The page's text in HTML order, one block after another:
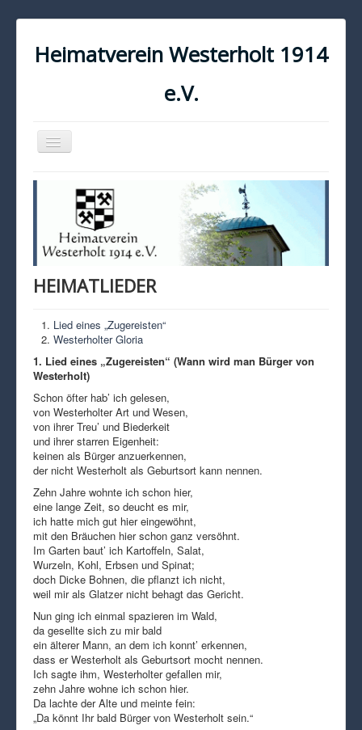
Heimatverein Westerholt 1914
e.V.
Navigation
an/aus
KONTAKT
IMPRESSUM
DATENSCHUTZ
HEIMATLIEDER
Lied eines „Zugereisten“
Westerholter Gloria
1. Lied eines „Zugereisten“ (Wann wird man Bürger von
Westerholt)
Schon öfter hab’ ich gelesen,
von Westerholter Art und Wesen,
von ihrer Treu’ und Biederkeit
und ihrer starren Eigenheit:
keinen als Bürger anzuerkennen,
der nicht Westerholt als Geburtsort kann nennen.
Zehn Jahre wohnte ich schon hier,
eine lange Zeit, so deucht es mir,
ich hatte mich gut hier eingewöhnt,
mit den Bräuchen hier schon ganz versöhnt.
Im Garten baut’ ich Kartoffeln, Salat,
Wurzeln, Kohl, Erbsen und Spinat;
doch Dicke Bohnen, die pflanzt ich nicht,
weil mir als Glatzer nicht behagt das Gericht.
Nun ging ich einmal spazieren im Wald,
da gesellte sich zu mir bald
ein älterer Mann, an dem ich konnt’ erkennen,
dass er Westerholt als Geburtsort mocht nennen.
Ich sagte ihm, Westerholter gefallen mir,
zehn Jahre wohne ich schon hier.
Da lachte der Alte und meinte fein:
„Da könnt Ihr bald Bürger von Westerholt sein.“